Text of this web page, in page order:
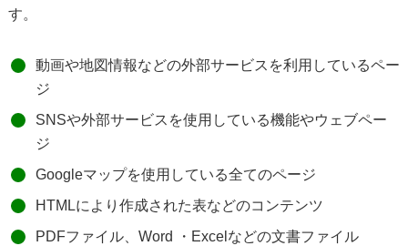
す。
動画や地図情報などの外部サービスを利用しているペー
ジ
SNSや外部サービスを使用している機能やウェブペー
ジ
Googleマップを使用している全てのページ
HTMLにより作成された表などのコンテンツ
PDFファイル、Word ・Excelなどの文書ファイル